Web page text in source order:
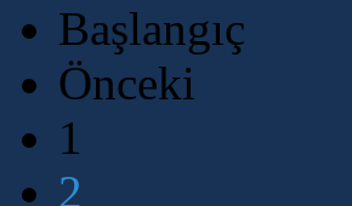
Başlangıç
Önceki
1
2